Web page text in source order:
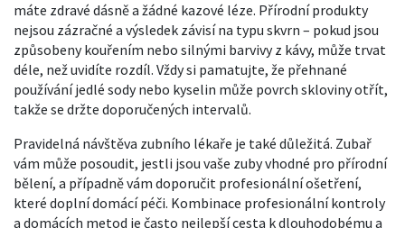
máte zdravé dásně a žádné kazové léze. Přírodní produkty
nejsou zázračné a výsledek závisí na typu skvrn – pokud jsou
způsobeny kouřením nebo silnými barvivy z kávy, může trvat
déle, než uvidíte rozdíl. Vždy si pamatujte, že přehnané
používání jedlé sody nebo kyselin může povrch skloviny otřít,
takže se držte doporučených intervalů.
Pravidelná návštěva zubního lékaře je také důležitá. Zubař
vám může posoudit, jestli jsou vaše zuby vhodné pro přírodní
bělení, a případně vám doporučit profesionální ošetření,
které doplní domácí péči. Kombinace profesionální kontroly
a domácích metod je často nejlepší cesta k dlouhodobému a